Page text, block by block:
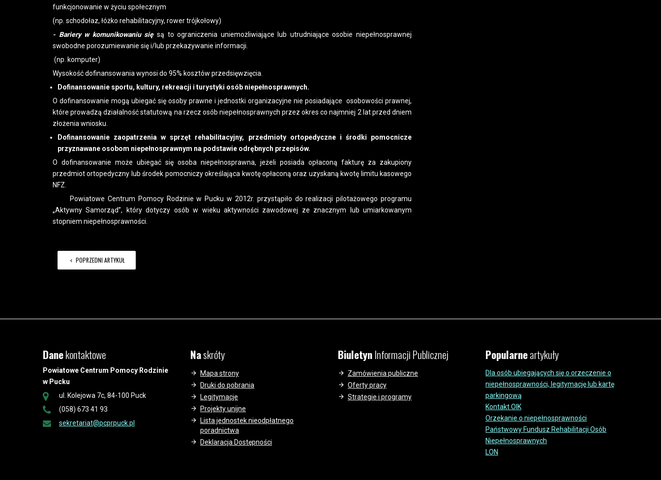
funkcjonowanie w życiu społecznym
(np. schodołaz, łóżko rehabilitacyjny, rower trójkołowy)
- Bariery w komunikowaniu się są to ograniczenia uniemożliwiające lub utrudniające osobie niepełnosprawnej
swobodne porozumiewanie się i/lub przekazywanie informacji.
(np. komputer)
Wysokość dofinansowania wynosi do 95% kosztów przedsięwzięcia.
Dofinansowanie sportu, kultury, rekreacji i turystyki osób niepełnosprawnych.
O dofinansowanie mogą ubiegać się osoby prawne i jednostki organizacyjne nie posiadające osobowości prawnej,
które prowadzą działalność statutową na rzecz osób niepełnosprawnych przez okres co najmniej 2 lat przed dniem
złożenia wniosku.
Dofinansowanie zaopatrzenia w sprzęt rehabilitacyjny, przedmioty ortopedyczne i środki pomocnicze
przyznawane osobom niepełnosprawnym na podstawie odrębnych przepisów.
O dofinansowanie może ubiegać się osoba niepełnosprawna, jeżeli posiada opłaconą fakturę za zakupiony
przedmiot ortopedyczny lub środek pomocniczy określająca kwotę opłaconą oraz uzyskaną kwotę limitu kasowego
NFZ.
Powiatowe Centrum Pomocy Rodzinie w Pucku w 2012r. przystąpiło do realizacji pilotażowego programu
„Aktywny Samorząd”, który dotyczy osób w wieku aktywności zawodowej ze znacznym lub umiarkowanym
stopniem niepełnosprawności.
POPRZEDNI ARTYKUŁ
Danekontaktowe
Powiatowe Centrum Pomocy Rodzinie
w Pucku
ul. Kolejowa 7c, 84-100 Puck
(058) 673 41 93
sekretariat@pcprpuck.pl
Naskróty
Mapa strony
Druki do pobrania
Legitymacje
Projekty unijne
Lista jednostek nieodpłatnego
poradnictwa
Deklaracja Dostępności
BiuletynInformacji Publicznej
Zamówienia publiczne
Oferty pracy
Strategie i programy
Popularneartykuły
Dla osób ubiegających się o orzeczenie o
niepełnosprawności, legitymację lub kartę
parkingową
Kontakt OIK
Orzekanie o niepełnosprawności
Państwowy Fundusz Rehabilitacji Osób
Niepełnosprawnych
LON